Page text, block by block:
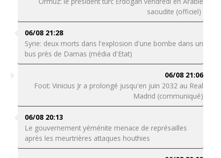
saoudite (officiel)
06/08 21:28
Syrie: deux morts dans l'explosion d'une bombe dans un
bus près de Damas (média d'Etat)
06/08 21:06
Foot: Vinicius Jr a prolongé jusqu'en juin 2032 au Real
Madrid (communiqué)
06/08 20:13
Le gouvernement yéménite menace de représailles
après les meurtrières attaques houthies